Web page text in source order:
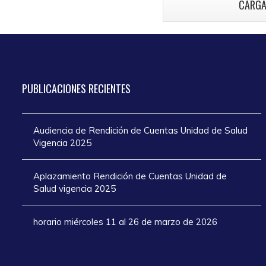
Santa 2025
PUBLICACIONES RECIENTES
Audiencia de Rendición de Cuentas Unidad de Salud
Vigencia 2025
Aplazamiento Rendición de Cuentas Unidad de
Salud vigencia 2025
horario miércoles 11 al 26 de marzo de 2026